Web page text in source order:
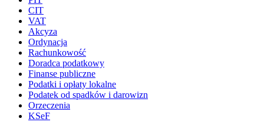
CIT
VAT
Akcyza
Ordynacja
Rachunkowość
Doradca podatkowy
Finanse publiczne
Podatki i opłaty lokalne
Podatek od spadków i darowizn
Orzeczenia
KSeF